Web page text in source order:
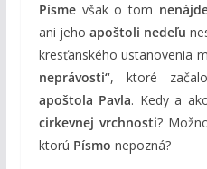
Písmevšak o tom
ani jeho apoštoli nedeľu
kresťanského ustanovenia
neprávosti“, ktoré
apoštola Pavla. Kedy a
cirkevnej vrchnosti?
ktorú Písmo nepozná?